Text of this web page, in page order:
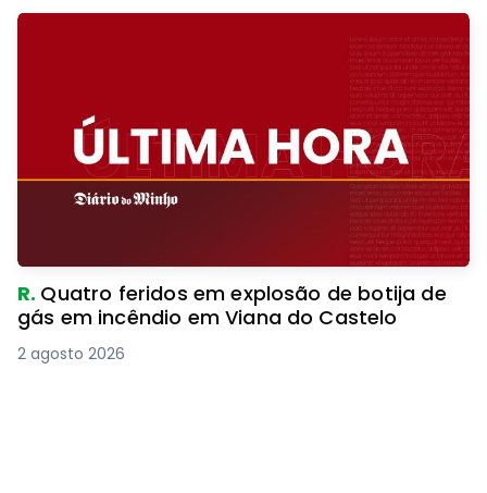
R. Quatro feridos em explosão de botija de
gás em incêndio em Viana do Castelo
2 agosto 2026